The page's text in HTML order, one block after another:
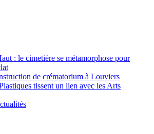
: le cimetière se métamorphose pour
de crématorium à Louviers
tissent un lien avec les Arts